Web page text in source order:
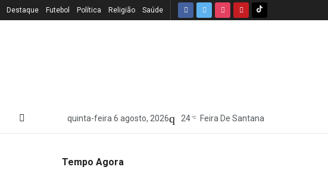
Destaque Futebol Política Religião Saúde
quinta-feira 6 agosto, 2026 24 °C Feira De Santana
Tempo Agora